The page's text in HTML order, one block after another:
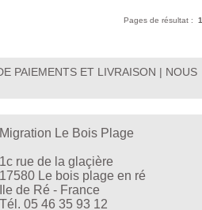
Pages de résultat : 1
PAIEMENTS ET LIVRAISON | NOUS
Migration Le Bois Plage
1c rue de la glaçière
17580 Le bois plage en ré
Ile de Ré - France
Tél. 05 46 35 93 12